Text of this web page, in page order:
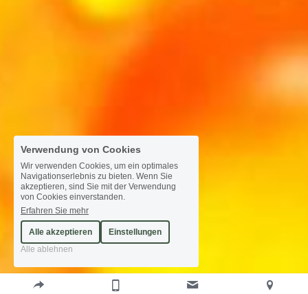
Verwendung von Cookies
Wir verwenden Cookies, um ein optimales
Navigationserlebnis zu bieten. Wenn Sie
akzeptieren, sind Sie mit der Verwendung
von Cookies einverstanden.
Erfahren Sie mehr
Alle akzeptieren
Einstellungen
Alle ablehnen